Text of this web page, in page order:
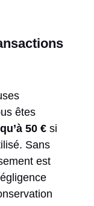
êtes
50 € si
Sans
est